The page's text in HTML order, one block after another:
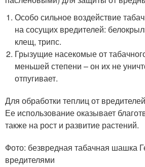
Особо сильное воздействие
на сосущих вредителей:
клещ, трипс.
Грызущие насекомые от
меньшей степени – он их не
отпугивает.
Для обработки теплиц от
Ее использование оказывает
также на рост и развитие растений.
Фото: безвредная табачная шашка
вредителями